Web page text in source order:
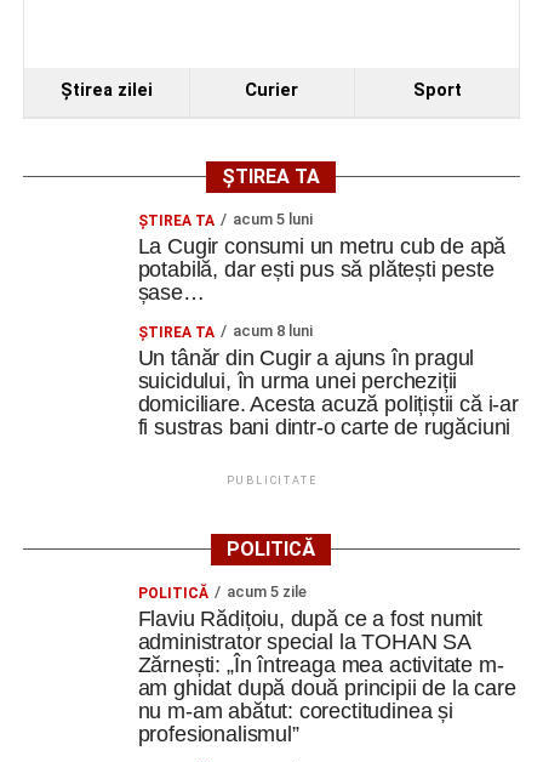
Ştirea zilei Curier Sport
ȘTIREA TA
ȘTIREA TA acum 5 luni
La Cugir consumi un metru cub de apă
potabilă, dar ești pus să plătești peste
șase…
ȘTIREA TA acum 8 luni
Un tânăr din Cugir a ajuns în pragul
suicidului, în urma unei percheziții
domiciliare. Acesta acuză polițiștii că i-ar
fi sustras bani dintr-o carte de rugăciuni
PUBLICITATE
POLITICĂ
POLITICĂ acum 5 zile
Flaviu Rădițoiu, după ce a fost numit
administrator special la TOHAN SA
Zărnești: „În întreaga mea activitate m-
am ghidat după două principii de la care
nu m-am abătut: corectitudinea și
profesionalismul”